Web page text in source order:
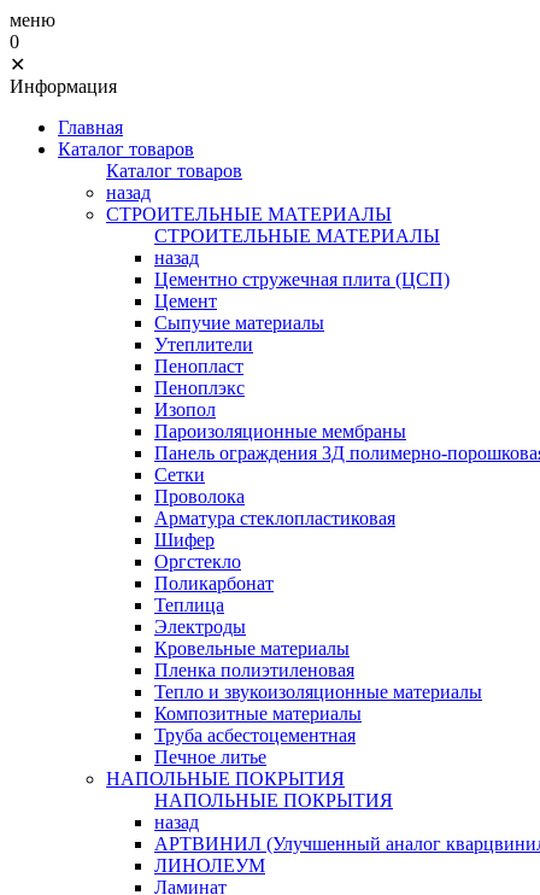
меню
0
✕
Информация
Главная
Каталог товаров
Каталог товаров
назад
СТРОИТЕЛЬНЫЕ МАТЕРИАЛЫ
СТРОИТЕЛЬНЫЕ МАТЕРИАЛЫ
назад
Цементно стружечная плита (ЦСП)
Цемент
Сыпучие материалы
Утеплители
Пенопласт
Пеноплэкс
Изопол
Пароизоляционные мембраны
Панель ограждения 3Д полимерно-
Сетки
Проволока
Арматура стеклопластиковая
Шифер
Оргстекло
Поликарбонат
Теплица
Электроды
Кровельные материалы
Пленка полиэтиленовая
Тепло и звукоизоляционные материалы
Композитные материалы
Труба асбестоцементная
Печное литье
НАПОЛЬНЫЕ ПОКРЫТИЯ
НАПОЛЬНЫЕ ПОКРЫТИЯ
назад
АРТВИНИЛ (Улучшенный аналог
ЛИНОЛЕУМ
Ламинат